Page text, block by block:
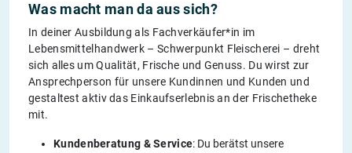
Was macht man da aus sich?
In deiner Ausbildung als Fachverkäufer*in im
Lebensmittelhandwerk – Schwerpunkt Fleischerei – dreht
sich alles um Qualität, Frische und Genuss. Du wirst zur
Ansprechperson für unsere Kundinnen und Kunden und
gestaltest aktiv das Einkaufserlebnis an der Frischetheke
mit.
Kundenberatung & Service: Du berätst unsere